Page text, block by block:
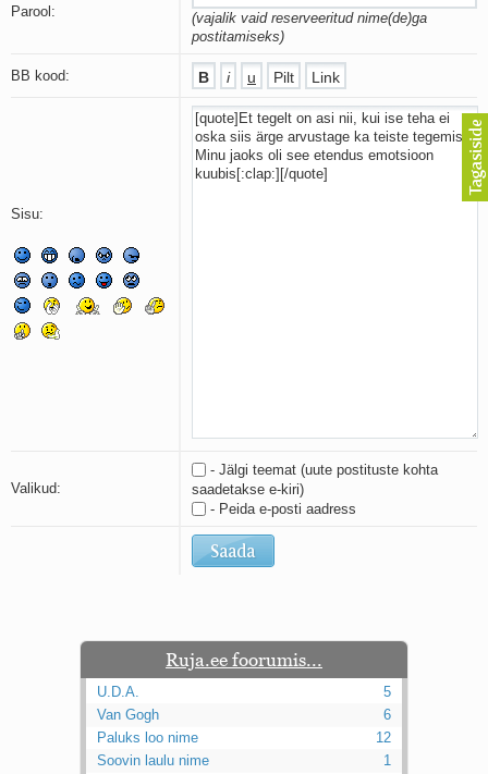
Nii vaikseks kõik on jäänud
Mis saab sellest loomusevalust
Avanemine
Põhi, lõuna, ida, lääs
Elupõline kaja
Kassimäng
Läänemere lained
Üle müüri
Valgusemaastikud
Parool:
(vajalik vaid reserveeritud nime(de)ga
postitamiseks)
BB kood:
Sisu:
Valikud:
- Jälgi teemat (uute postituste kohta
saadetakse e-kiri)
- Peida e-posti aadress
Ruja.ee foorumis...
U.D.A.
5
Van Gogh
6
Paluks loo nime
12
Soovin laulu nime
1